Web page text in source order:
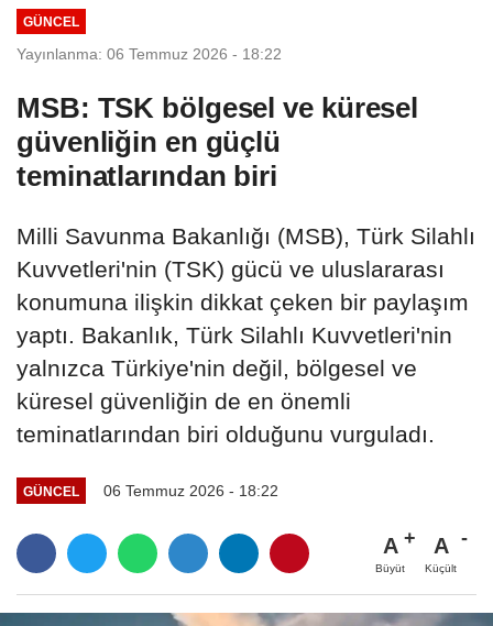
GÜNCEL
Yayınlanma: 06 Temmuz 2026 - 18:22
MSB: TSK bölgesel ve küresel
güvenliğin en güçlü
teminatlarından biri
Milli Savunma Bakanlığı (MSB), Türk Silahlı
Kuvvetleri'nin (TSK) gücü ve uluslararası
konumuna ilişkin dikkat çeken bir paylaşım
yaptı. Bakanlık, Türk Silahlı Kuvvetleri'nin
yalnızca Türkiye'nin değil, bölgesel ve
küresel güvenliğin de en önemli
teminatlarından biri olduğunu vurguladı.
GÜNCEL 06 Temmuz 2026 - 18:22
A
Büyüt
A
Küçült